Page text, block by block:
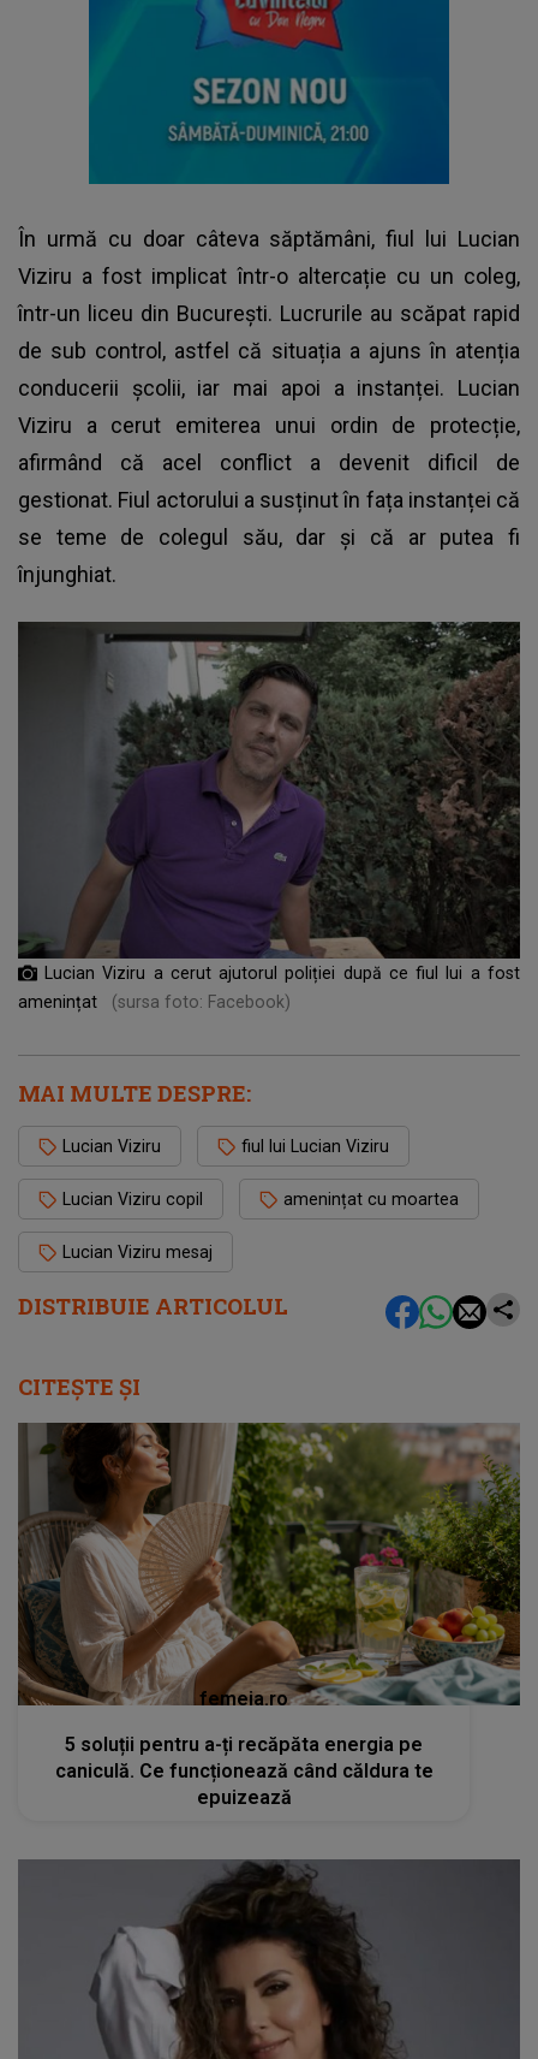
DISTRIBUIE ARTICOLUL
În urmă cu doar câteva săptămâni,fiul lui Lucian
Viziru a fost implicat într-o altercație cu un coleg,
într-un liceu din București. Lucrurile au scăpat rapid
de sub control, astfel că situația a ajuns în atenția
conducerii școlii, iar mai apoi a instanței. Lucian
Viziru a cerut emiterea unui ordin de protecție,
afirmând că acel conflict a devenit dificil de
gestionat. Fiul actorului a susținut în fața instanței că
se teme de colegul său, dar și că ar putea fi
înjunghiat.
Lucian Viziru a cerut ajutorul poliției după ce fiul lui a fost
amenințat
(sursa foto: Facebook)
MAI MULTE DESPRE:
Lucian Viziru fiul lui Lucian Viziru
Lucian Viziru copil amenințat cu moartea
Lucian Viziru mesaj
CITEȘTE ȘI
femeia.ro
5 soluții pentru a-ți recăpăta energia pe
caniculă. Ce funcționează când căldura te
epuizează